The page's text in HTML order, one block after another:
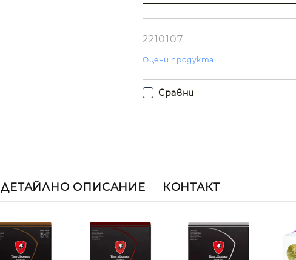
лични данни
работния ден.
2210107
Оцени продукта
Сравни
ДЕТАЙЛНО ОПИСАНИЕ КОНТАКТ